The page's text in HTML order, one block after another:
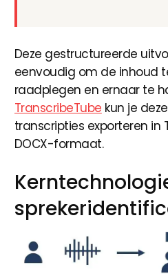
Deze gestructureerde
eenvoudig om de inhoud
raadplegen en ernaar te
TranscribeTube kun je
transcripties exporteren in
DOCX-formaat.